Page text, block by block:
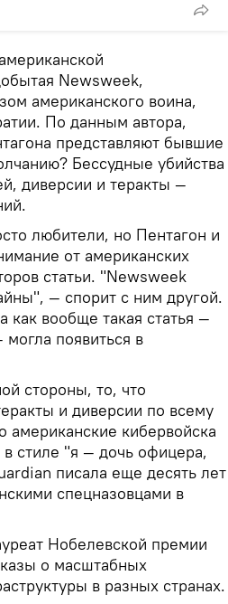
Newsweek,
американского воина,
По данным автора,
представляют бывшие
Бессудные убийства
диверсии и теракты —
любители, но Пентагон и
от американских
статьи. "Newsweek
— спорит с ним другой.
вообще такая статья —
появиться в
стороны, то, что
и диверсии по всему
американские кибервойска
стиле "я — дочь офицера,
писала еще десять лет
спецназовцами в
Нобелевской премии
о масштабных
в разных странах.